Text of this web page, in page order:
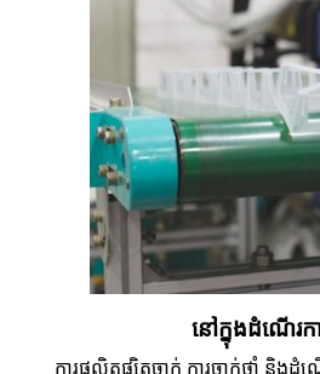
នៅក្នុងដំណើរកា
ការផលិតផ្សិតចាក់ ការចាក់ថ្នាំ និងដំណ